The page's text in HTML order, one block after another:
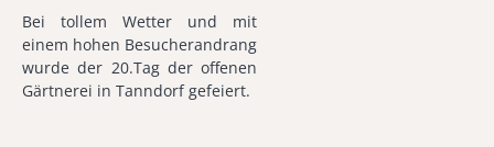
Bei tollem Wetter und mit
einem hohen Besucherandrang
wurde der 20.Tag der offenen
Gärtnerei in Tanndorf gefeiert.